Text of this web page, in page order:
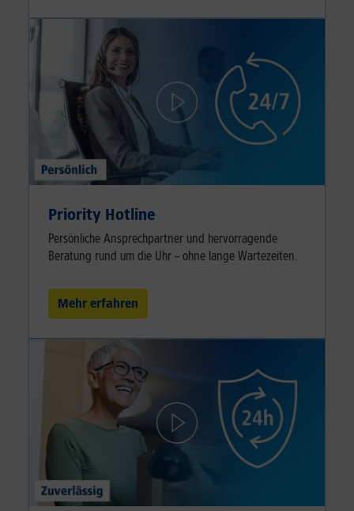
Priority Hotline
Persönliche Ansprechpartner und hervorragende
Beratung rund um die Uhr – ohne lange Wartezeiten.
Mehr erfahren